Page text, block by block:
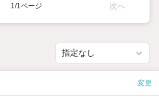
1/1ページ 次へ
変更